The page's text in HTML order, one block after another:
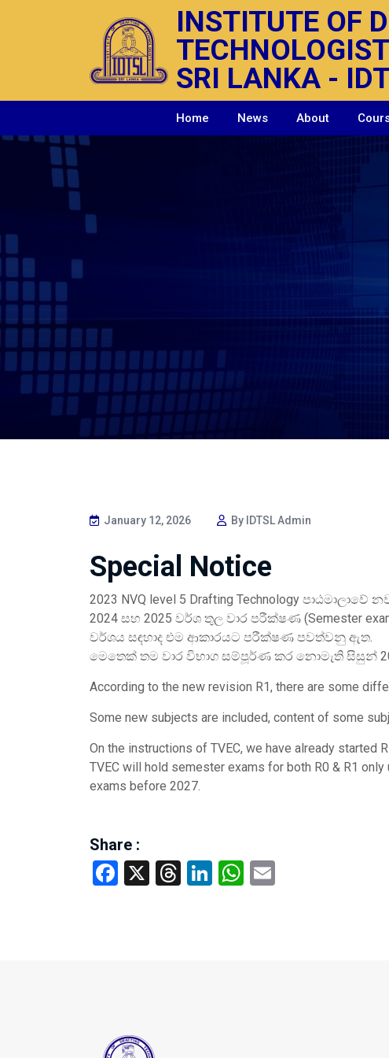
INSTITUTE OF
SRI LANKA -
Home News About
January 12, 2026 By IDTSL Admin
Special Notice
2023 NVQ level 5 Drafting Technology
2024 සහ 2025 වර්ශ තුල වාර පරීක්ෂණ (Semester
වර්ශය සඳහාද එම ආකාරයට පරීක්ෂණ පවත්වනු ඇත.
මෙතෙක් තම වාර විභාග සම්පූර්ණ කර නොමැති සිසුන්
According to the new revision R1, there are some
Some new subjects are included, content of some
On the instructions of TVEC, we have already started
TVEC will hold semester exams for both R0 & R1
exams before 2027.
Share :
Facebook
X Threads
LinkedIn
WhatsApp